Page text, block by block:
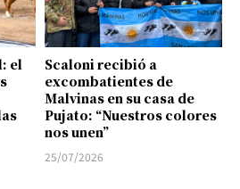
el
Scaloni recibió a
excombatientes de
Malvinas en su casa de
Pujato: “Nuestros colores
nos unen”
25/07/2026